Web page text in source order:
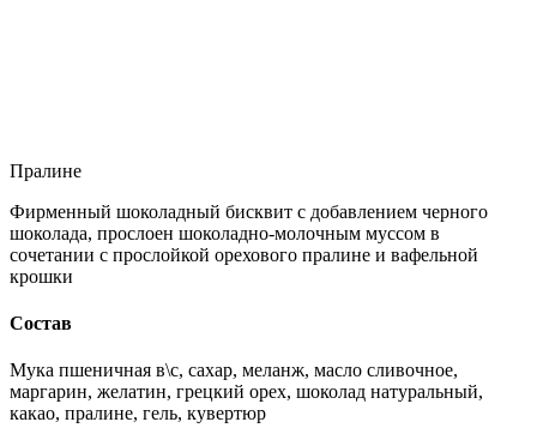
Пралине
Фирменный шоколадный бисквит с добавлением черного
шоколада, прослоен шоколадно-молочным муссом в
сочетании с прослойкой орехового пралине и вафельной
крошки
Состав
Мука пшеничная в\с, сахар, меланж, масло сливочное,
маргарин, желатин, грецкий орех, шоколад натуральный,
какао, пралине, гель, кувертюр